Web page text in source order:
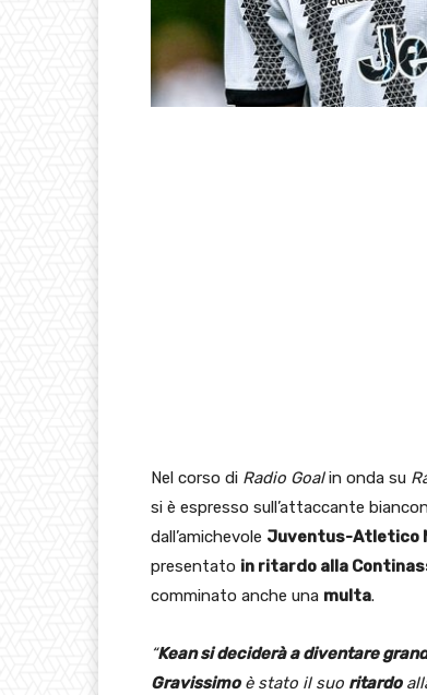
Nel corso di Radio Goalin onda su
si è espresso sull’attaccante
dall’amichevole Juventus-Atletico
presentato in ritardo alla
comminato anche una multa.
“Kean si deciderà a diventare
Gravissimoè stato il suo ritardo